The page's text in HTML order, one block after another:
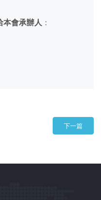
本會承辦人 ：
下一篇